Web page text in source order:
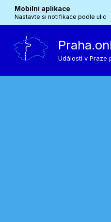
Mobilní aplikace
Nastavte si notifikace podle ulic
Události v Praze